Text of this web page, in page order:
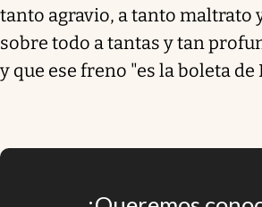
tanto agravio, a tanto maltrato
sobre todo a tantas y tan
y que ese freno "es la boleta de